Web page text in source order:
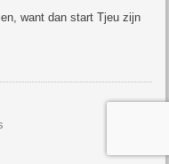
want dan start Tjeu zijn